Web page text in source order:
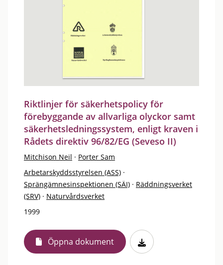
Riktlinjer för säkerhetspolicy för
förebyggande av allvarliga olyckor samt
säkerhetsledningssystem, enligt kraven i
Rådets direktiv 96/82/EG (Seveso II)
Mitchison Neil · Porter Sam
Arbetarskyddsstyrelsen (ASS) ·
Sprängämnesinspektionen (SÄI) · Räddningsverket
(SRV) · Naturvårdsverket
1999
Öppna dokument